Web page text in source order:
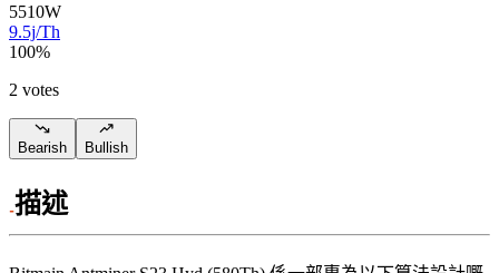
5510W
9.5j/Th
100%
2 votes
Bearish Bullish
描述